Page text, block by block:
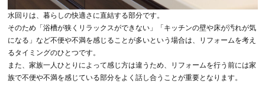
水回りは、暮らしの快適さに直結する部分です。
そのため「浴槽が狭くリラックスができない」「キッチンの壁や床が汚れが気
になる」など不便や不満を感じることが多いという場合は、リフォームを考え
るタイミングのひとつです。
また、家族一人ひとりによって感じ方は違うため、リフォームを行う前には家
族で不便や不満を感じている部分をよく話し合うことが重要となります。